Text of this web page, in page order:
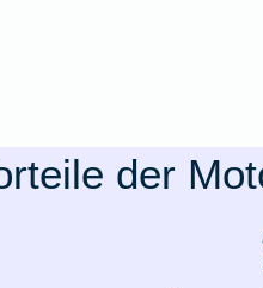
der